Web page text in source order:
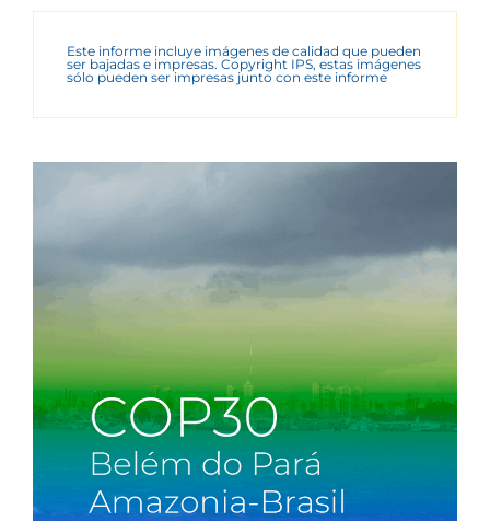
Este informe incluye imágenes de calidad que pueden
ser bajadas e impresas. Copyright IPS, estas imágenes
sólo pueden ser impresas junto con este informe